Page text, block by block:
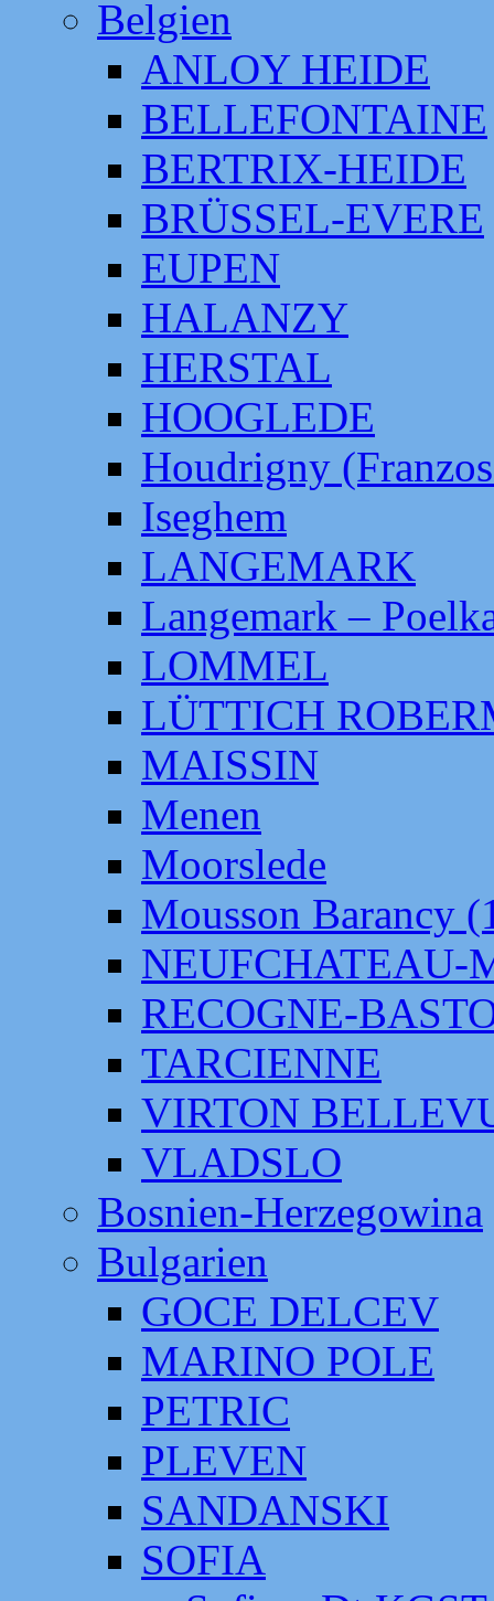
Belgien
ANLOY HEIDE
BELLEFONTAINE
BERTRIX-HEIDE
BRÜSSEL-EVERE
EUPEN
HALANZY
HERSTAL
HOOGLEDE
Houdrigny
Iseghem
LANGEMARK
Langemark –
LOMMEL
LÜTTICH
MAISSIN
Menen
Moorslede
Mousson Barancy
NEUFCHATEAU-
RECOGNE-
TARCIENNE
VIRTON
VLADSLO
Bosnien-Herzegowina
Bulgarien
GOCE DELCEV
MARINO POLE
PETRIC
PLEVEN
SANDANSKI
SOFIA